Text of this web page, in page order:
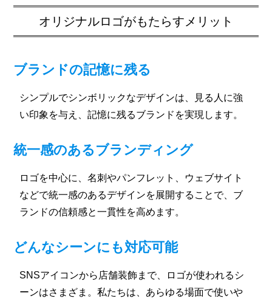
オリジナルロゴがもたらすメリット
ブランドの記憶に残る
シンプルでシンボリックなデザインは、見る人に強
い印象を与え、記憶に残るブランドを実現します。
統一感のあるブランディング
ロゴを中心に、名刺やパンフレット、ウェブサイト
などで統一感のあるデザインを展開することで、ブ
ランドの信頼感と一貫性を高めます。
どんなシーンにも対応可能
SNSアイコンから店舗装飾まで、ロゴが使われるシ
ーンはさまざま。私たちは、あらゆる場面で使いや